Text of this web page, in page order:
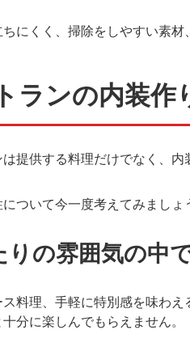
にくく、掃除をしやすい素材
ランの内装作
は提供する料理だけでなく、内
ついて今一度考えてみましょ
りの雰囲気の中
料理、手軽に特別感を味わ
分に楽しんでもらえません。